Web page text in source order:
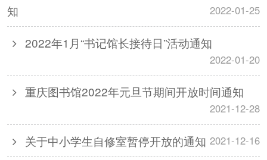
知
2022-01-25
2022年1月“书记馆长接待日”活动通知
2022-01-20
重庆图书馆2022年元旦节期间开放时间通知
2021-12-28
关于中小学生自修室暂停开放的通知 2021-12-16